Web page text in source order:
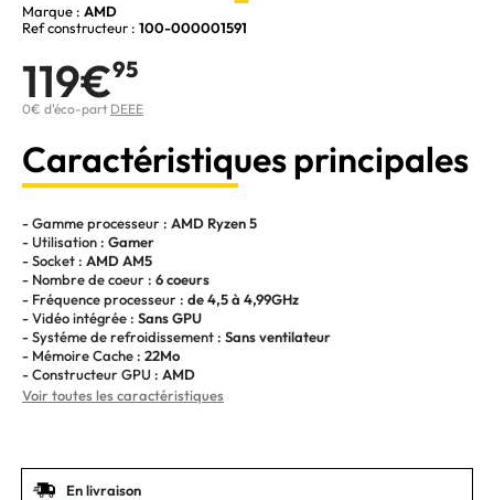
Marque : AMD
Ref constructeur : 100-000001591
119€95
0€ d'éco-part DEEE
Caractéristiques principales
- Gamme processeur : AMD Ryzen 5
- Utilisation : Gamer
- Socket : AMD AM5
- Nombre de coeur : 6 coeurs
- Fréquence processeur : de 4,5 à 4,99GHz
- Vidéo intégrée : Sans GPU
- Systéme de refroidissement : Sans ventilateur
- Mémoire Cache : 22Mo
- Constructeur GPU : AMD
Voir toutes les caractéristiques
En livraison